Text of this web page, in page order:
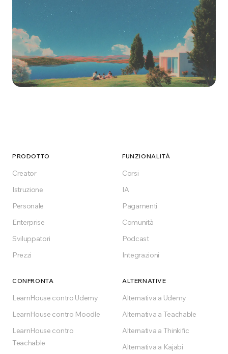
Enterprise. Costruisci la piattaforma formativa
Gratis per sempre sul piano Free
PRODOTTO
Creator
Istruzione
Personale
Enterprise
Sviluppatori
Prezzi
FUNZIONALITÀ
Corsi
IA
Pagamenti
Comunità
Podcast
Integrazioni
CONFRONTA
LearnHouse contro Udemy
LearnHouse contro Moodle
LearnHouse contro
Teachable
ALTERNATIVE
Alternativa a Udemy
Alternativa a Teachable
Alternativa a Thinkific
Alternativa a Kajabi